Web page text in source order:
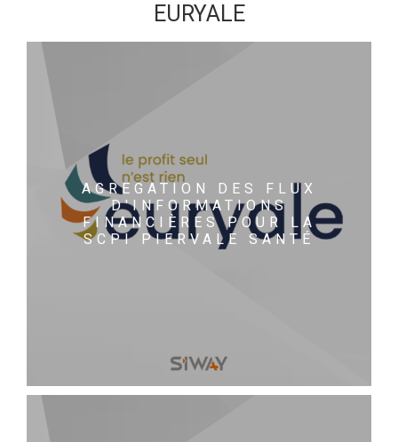
EURYALE
AGREGATION DES FLUX
D'INFORMATIONS
FINANCIÈRES POUR LA
SCPI PIERVALE SANTÉ